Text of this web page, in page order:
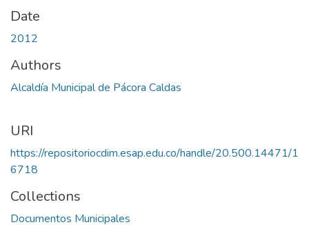
Date
2012
Authors
Alcaldía Municipal de Pácora Caldas
URI
https://repositoriocdim.esap.edu.co/handle/20.500.14471/1
6718
Collections
Documentos Municipales